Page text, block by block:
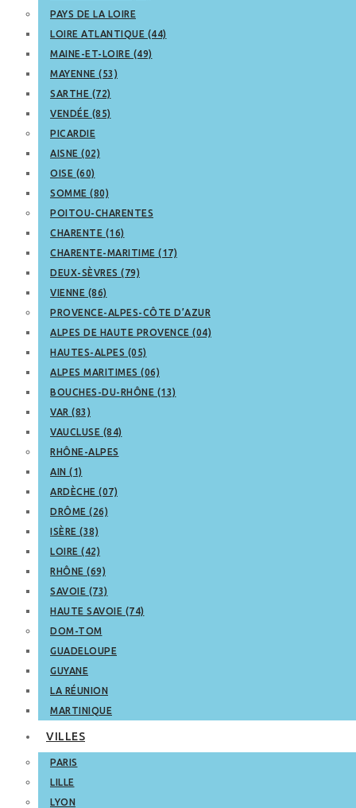
PAYS DE LA LOIRE
LOIRE ATLANTIQUE (44)
MAINE-ET-LOIRE (49)
MAYENNE (53)
SARTHE (72)
VENDÉE (85)
PICARDIE
AISNE (02)
OISE (60)
SOMME (80)
POITOU-CHARENTES
CHARENTE (16)
CHARENTE-MARITIME (17)
DEUX-SÈVRES (79)
VIENNE (86)
PROVENCE-ALPES-CÔTE D’AZUR
ALPES DE HAUTE PROVENCE (04)
HAUTES-ALPES (05)
ALPES MARITIMES (06)
BOUCHES-DU-RHÔNE (13)
VAR (83)
VAUCLUSE (84)
RHÔNE-ALPES
AIN (1)
ARDÈCHE (07)
DRÔME (26)
ISÈRE (38)
LOIRE (42)
RHÔNE (69)
SAVOIE (73)
HAUTE SAVOIE (74)
DOM-TOM
GUADELOUPE
GUYANE
LA RÉUNION
MARTINIQUE
VILLES
PARIS
LILLE
LYON